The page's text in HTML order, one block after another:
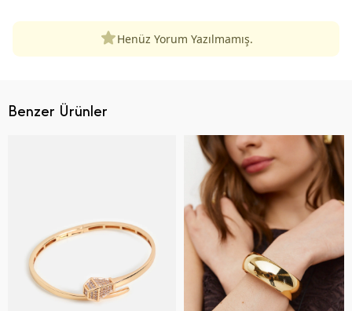
Henüz Yorum Yazılmamış.
Benzer Ürünler